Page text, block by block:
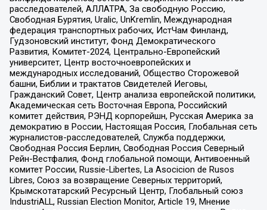
расследователей, АЛЛАТРА, За свободную Россию,
Свободная Бурятия, Uralic, UnKremlin, Международная
федерация транспортных рабочих, ИстЧам Финланд,
Гудзоновский институт, Фонд Демократического
Развития, Комитет-2024, Центрально-Европейский
университет, Центр восточноевропейских и
международных исследований, Общество Сторожевой
башни, Библии и трактатов Свидетелей Иеговы,
Гражданский Совет, Центр анализа европейской политики,
Академическая сеть Восточная Европа, Российский
комитет действия, РЭНД корпорейшн, Русская Америка за
демократию в России, Настоящая Россия, Глобальная сеть
журналистов-расследователей, Служба поддержки,
Свободная Россия Берлин, Свободная Россия Северный
Рейн-Вестфалия, Фонд глобальной помощи, Антивоенный
комитет России, Russie-Libertes, La Asocicion de Rusos
Libres, Союз за возвращение Северных территорий,
Крымскотатарский Ресурсный Центр, Глобальный союз
IndustriALL, Russian Election Monitor, Article 19, Мнение